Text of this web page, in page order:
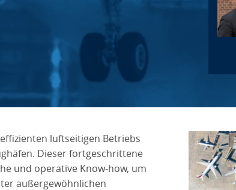
luftseitigen Betriebs
Dieser fortgeschrittene
und operative Know-how, um
außergewöhnlichen